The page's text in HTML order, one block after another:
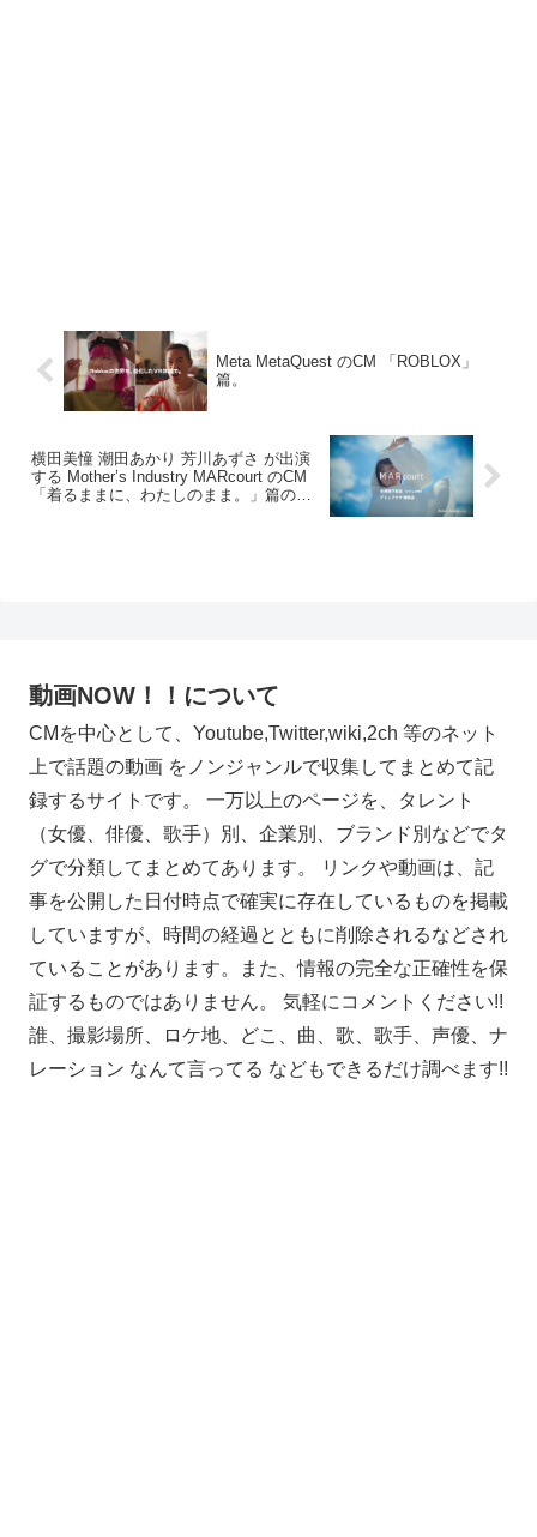
Meta MetaQuest のCM 「ROBLOX」
篇。
横田美憧 潮田あかり 芳川あずさ が出演
する Mother’s Industry MARcourt のCM
「着るままに、わたしのまま。」篇の福
動画NOW！！について
CMを中心として、Youtube,Twitter,wiki,2ch 等のネット
上で話題の動画 をノンジャンルで収集してまとめて記
録するサイトです。 一万以上のページを、タレント
（女優、俳優、歌手）別、企業別、ブランド別などでタ
グで分類してまとめてあります。 リンクや動画は、記
事を公開した日付時点で確実に存在しているものを掲載
していますが、時間の経過とともに削除されるなどされ
ていることがあります。また、情報の完全な正確性を保
証するものではありません。 気軽にコメントください!!
誰、撮影場所、ロケ地、どこ、曲、歌、歌手、声優、ナ
レーション なんて言ってる などもできるだけ調べます!!